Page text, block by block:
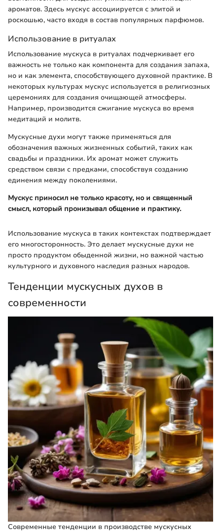
ароматов. Здесь мускус ассоциируется с элитой и
роскошью, часто входя в состав популярных парфюмов.
Использование в ритуалах
Использование мускуса в ритуалах подчеркивает его
важность не только как компонента для создания запаха,
но и как элемента, способствующего духовной практике. В
некоторых культурах мускус используется в религиозных
церемониях для создания очищающей атмосферы.
Например, производится сжигание мускуса во время
медитаций и молитв.
Мускусные духи могут также применяться для
обозначения важных жизненных событий, таких как
свадьбы и праздники. Их аромат может служить
средством связи с предками, способствуя созданию
единения между поколениями.
Мускус приносил не только красоту, но и священный
смысл, который пронизывал общение и практику.
Использование мускуса в таких контекстах подтверждает
его многосторонность. Это делает мускусные духи не
просто продуктом обыденной жизни, но важной частью
культурного и духовного наследия разных народов.
Тенденции мускусных духов в
современности
Современные тенденции в производстве мускусных